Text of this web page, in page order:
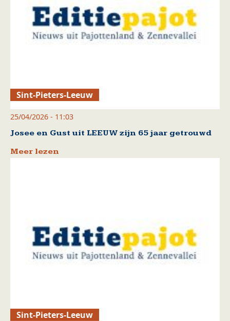
Sint-Pieters-Leeuw
25/04/2026 - 11:03
Josee en Gust uit LEEUW zijn 65 jaar getrouwd
Meer lezen
Sint-Pieters-Leeuw